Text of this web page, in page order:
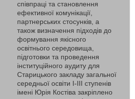
співпраці та становлення
ефективної комунікації,
партнерських стосунків, а
також визначення підходів до
формування якісного
освітнього середовища,
підготовки та проведення
інституційного аудиту для
Старицького закладу загальної
середньої освіти І-ІІІ ступенів
імені Юрія Костіва закріплено